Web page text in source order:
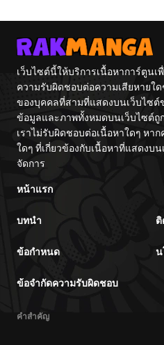
จักรพรรดิเทพดาบ
ผงาดเหนือชาติภพ
เว็บไซต์นี้ให้บริการเนื้อหาการ์ตูน
ความรับผิดชอบต่อความเสียหายใ
ของบุคคลที่สามที่แสดงบนเว็บไซต์
ข้อมูลและภาพทั้งหมดบนเว็บไซต์ถู
เราไม่รับผิดชอบต่อเนื้อหาใดๆ ห
ใดๆ ที่เกี่ยวข้องกับเนื้อหาที่แสดงบ
จัดการ
หน้าแรก
บทนำ ติ
ข้อกำหนด น
ข้อจำกัดความรับผิดชอบ
คำสำคัญ